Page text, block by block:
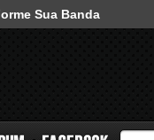
Sua Banda